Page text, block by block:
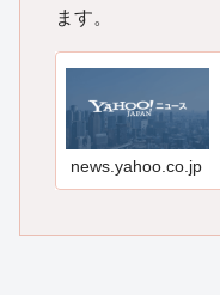
ます。
news.yahoo.co.jp